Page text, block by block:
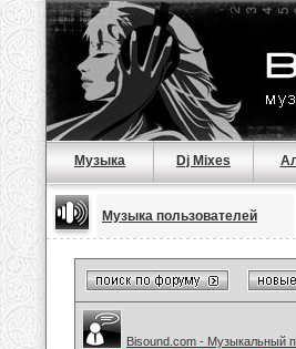
Музыка Dj Mixes
Музыка пользователей
Bisound.com - Музыкальный